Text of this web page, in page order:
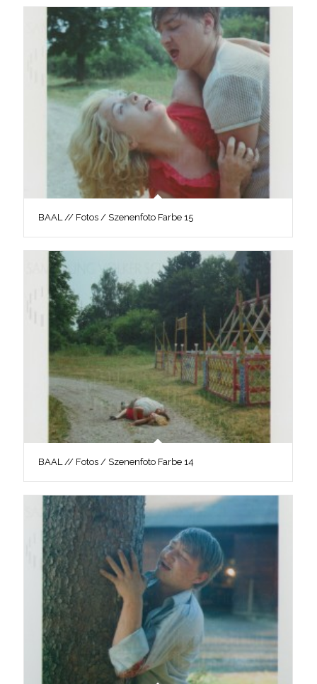
BAAL // Fotos / Szenenfoto Farbe 15
BAAL // Fotos / Szenenfoto Farbe 14